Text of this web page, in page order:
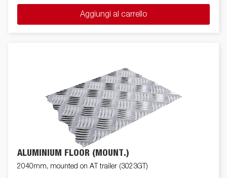
Aggiungi al carrello
ALUMINIUM FLOOR (MOUNT.)
2040mm, mounted on AT trailer (3023GT)